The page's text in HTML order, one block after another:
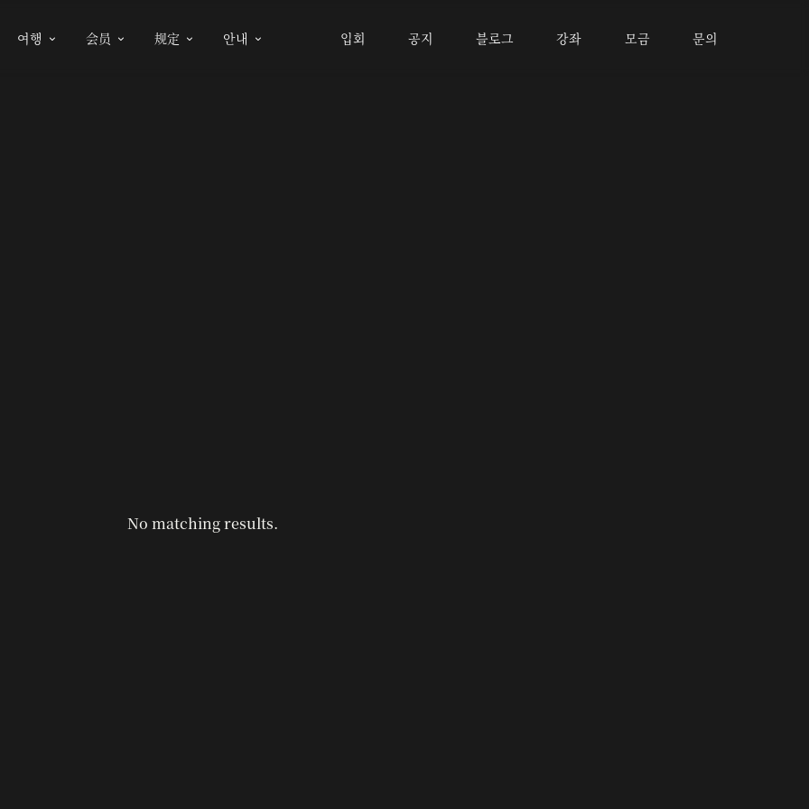
여행  会员  规定  안내  입회 공지 블로그 강좌 모금 문의
No matching results.